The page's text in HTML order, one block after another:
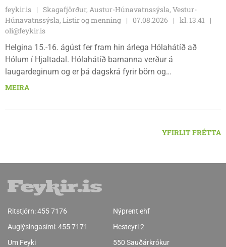
feykir.is
Skagafjörður, Austur-Húnavatnssýsla, Vestur-
Húnavatnssýsla, Listir og menning
07.08.2026
kl. 13.41
oli@feykir.is
Helgina 15.-16. ágúst fer fram hin árlega Hólahátíð að
Hólum í Hjaltadal. Hólahátíð barnanna verður á
laugardeginum og er þá dagskrá fyrir börn og
fjölskyldur.Lydía Einarsdóttir svæðisstjóri æskulýðsmála og
MEIRA
YFIRLIT FRÉTTA
Ritstjórn:455 7176
Auglýsingasími:455 7171
Um Feyki
Nýprent ehf
Hesteyri 2
550 Sauðárkrókur